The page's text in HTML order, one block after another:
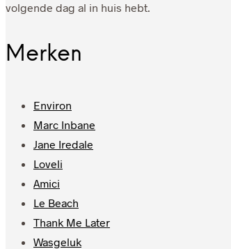
volgende dag al in huis hebt.
Merken
Environ
Marc Inbane
Jane Iredale
Loveli
Amici
Le Beach
Thank Me Later
Wasgeluk